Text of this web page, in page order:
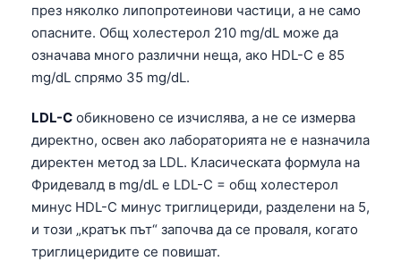
през няколко липопротеинови частици, а не само
опасните. Общ холестерол 210 mg/dL може да
означава много различни неща, ако HDL-C е 85
mg/dL спрямо 35 mg/dL.
LDL-C обикновено се изчислява, а не се измерва
директно, освен ако лабораторията не е назначила
директен метод за LDL. Класическата формула на
Фридевалд в mg/dL е LDL-C = общ холестерол
минус HDL-C минус триглицериди, разделени на 5,
и този „кратък път“ започва да се проваля, когато
триглицеридите се повишат.